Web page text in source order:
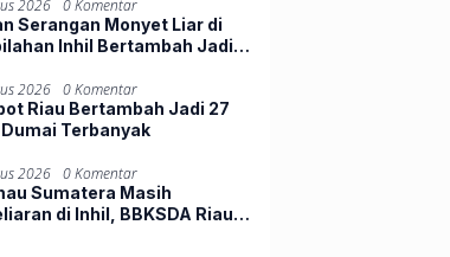
2026
0 Komentar
Serangan Monyet Liar di
Inhil Bertambah Jadi
2026
0 Komentar
Riau Bertambah Jadi 27
Terbanyak
2026
0 Komentar
Sumatera Masih
di Inhil, BBKSDA Riau